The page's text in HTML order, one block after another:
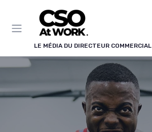
LE MÉDIA DU DIRECTEUR COMMERCIAL